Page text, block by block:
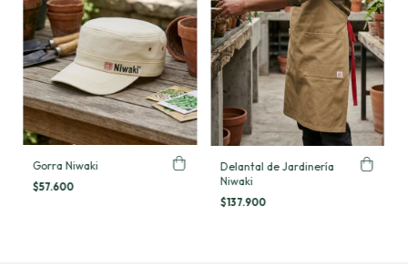
Gorra Niwaki
$57.600
Delantal de Jardinería
Niwaki
$137.900